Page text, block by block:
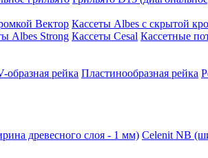
Вектор Кассеты Albes с скрытой
Albes Strong Кассеты Cesal Кассетные
образная рейка Пластинообразная рейка
древесного слоя - 1 мм) Celenit NB